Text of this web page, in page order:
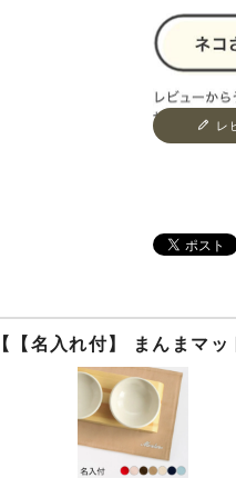
レ
【【名入れ付】 まんまマッ